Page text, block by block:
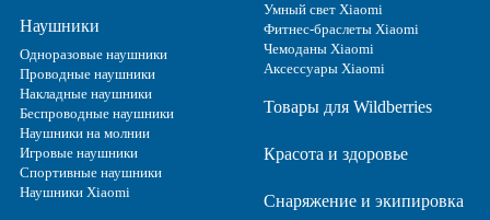
Наушники
Одноразовые наушники
Проводные наушники
Накладные наушники
Беспроводные наушники
Наушники на молнии
Игровые наушники
Спортивные наушники
Наушники Xiaomi
Умный свет Xiaomi
Фитнес-браслеты Xiaomi
Чемоданы Xiaomi
Аксессуары Xiaomi
Товары для Wildberries
Красота и здоровье
Снаряжение и экипировка